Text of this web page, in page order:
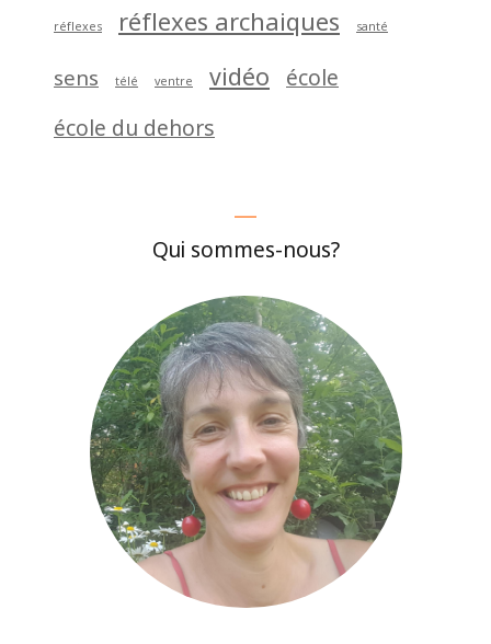
réflexes réflexes archaiques santé
sens télé ventre vidéo école
école du dehors
Qui sommes-nous?